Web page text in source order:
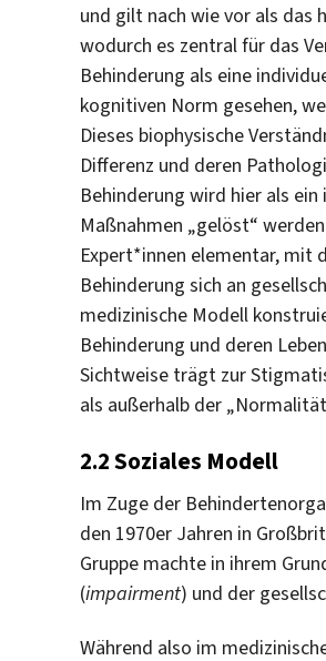
und gilt nach wie vor als das
wodurch es zentral für das
Behinderung als eine
kognitiven Norm gesehen,
Dieses biophysische
Differenz und deren
Behinderung wird hier als
Maßnahmen „gelöst“
Expert*innen elementar, mit
Behinderung sich an
medizinische Modell
Behinderung und deren
Sichtweise trägt zur
als außerhalb der
2.2 Soziales Modell
Im Zuge der
den 1970er Jahren in
Gruppe machte in ihrem
(impairment) und der
Während also im